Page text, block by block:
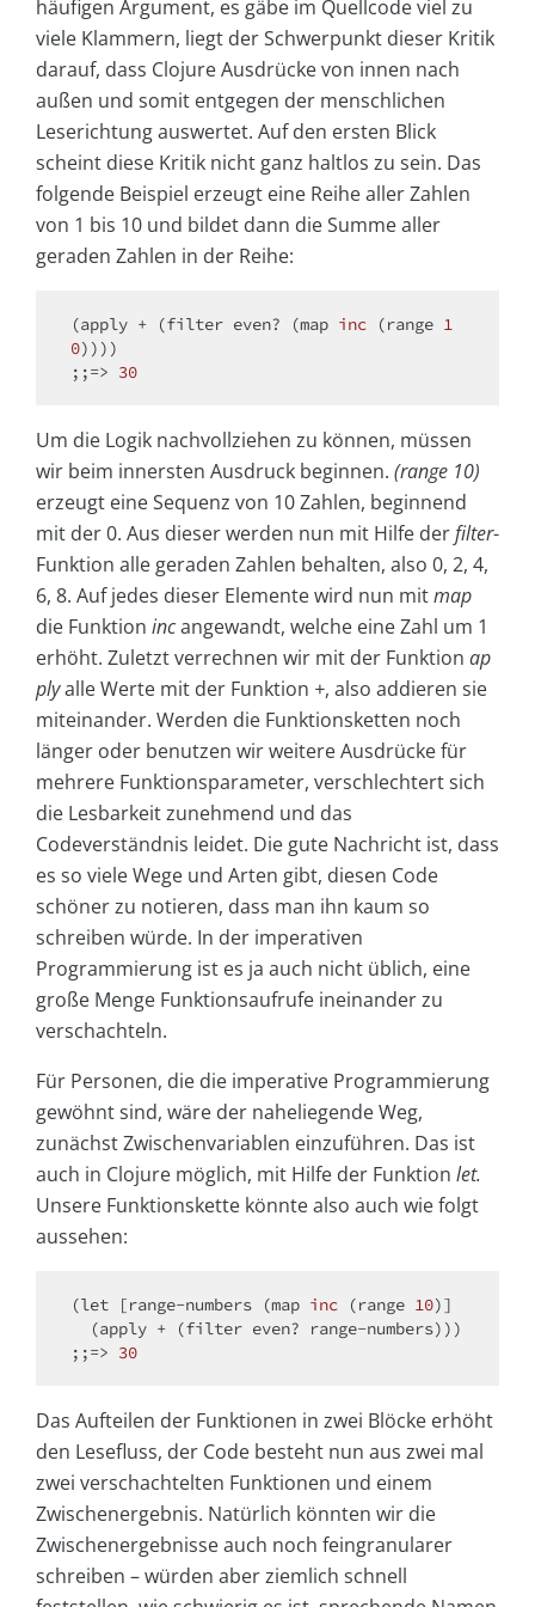
häufigen Argument, es gäbe im Quellcode viel zu
viele Klammern, liegt der Schwerpunkt dieser Kritik
darauf, dass Clojure Ausdrücke von innen nach
außen und somit entgegen der menschlichen
Leserichtung auswertet. Auf den ersten Blick
scheint diese Kritik nicht ganz haltlos zu sein. Das
folgende Beispiel erzeugt eine Reihe aller Zahlen
von 1 bis 10 und bildet dann die Summe aller
geraden Zahlen in der Reihe:
(apply + (filter even? (map inc (range 1
0)
;;=> 30
Um die Logik nachvollziehen zu können, müssen
wir beim innersten Ausdruck beginnen. (range 10)
erzeugt eine Sequenz von 10 Zahlen, beginnend
mit der 0. Aus dieser werden nun mit Hilfe derfilter-
Funktion alle geraden Zahlen behalten, also 0, 2, 4,
6, 8. Auf jedes dieser Elemente wird nun mitmap
die Funktion incangewandt, welche eine Zahl um 1
erhöht. Zuletzt verrechnen wir mit der Funktion ap
plyalle Werte mit der Funktion +, also addieren sie
miteinander. Werden die Funktionsketten noch
länger oder benutzen wir weitere Ausdrücke für
mehrere Funktionsparameter, verschlechtert sich
die Lesbarkeit zunehmend und das
Codeverständnis leidet. Die gute Nachricht ist, dass
es so viele Wege und Arten gibt, diesen Code
schöner zu notieren, dass man ihn kaum so
schreiben würde. In der imperativen
Programmierung ist es ja auch nicht üblich, eine
große Menge Funktionsaufrufe ineinander zu
verschachteln.
Für Personen, die die imperative Programmierung
gewöhnt sind, wäre der naheliegende Weg,
zunächst Zwischenvariablen einzuführen. Das ist
auch in Clojure möglich, mit Hilfe der Funktion let.
Unsere Funktionskette könnte also auch wie folgt
aussehen:
(let [range-numbers (map inc (range 10)]
(apply + (filter even? range-numbers)
;;=> 30
Das Aufteilen der Funktionen in zwei Blöcke erhöht
den Lesefluss, der Code besteht nun aus zwei mal
zwei verschachtelten Funktionen und einem
Zwischenergebnis. Natürlich könnten wir die
Zwischenergebnisse auch noch feingranularer
schreiben – würden aber ziemlich schnell